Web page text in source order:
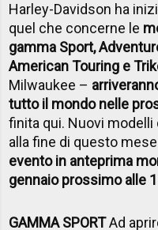
Harley-Davidson ha
quel che concerne le
gamma Sport,
American Touring e
Milwaukee –
tutto il mondo nelle
finita qui. Nuovi
alla fine di questo
evento in anteprima
gennaio prossimo alle
GAMMA SPORTAd